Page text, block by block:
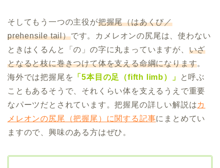
そしてもう一つの主役が把握尾（はあくび／
prehensile tail）です。カメレオンの尻尾は、使わない
ときはくるんと「の」の字に丸まっていますが、 いざ
となると枝に巻きつけて体を支える命綱になります。
海外では把握尾を
「5本目の足（fifth limb）」
と呼ぶ
こともあるそうで、それくらい体を支えるうえで重要
なパーツだとされています。把握尾の詳しい解説はカ
メレオンの尻尾（把握尾）に関する記事にまとめてい
ますので、興味のある方はぜひ。